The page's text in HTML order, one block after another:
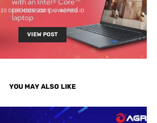
20 DESEMBER 2023 AGRES.ID
VIEW POST
YOU MAY ALSO LIKE